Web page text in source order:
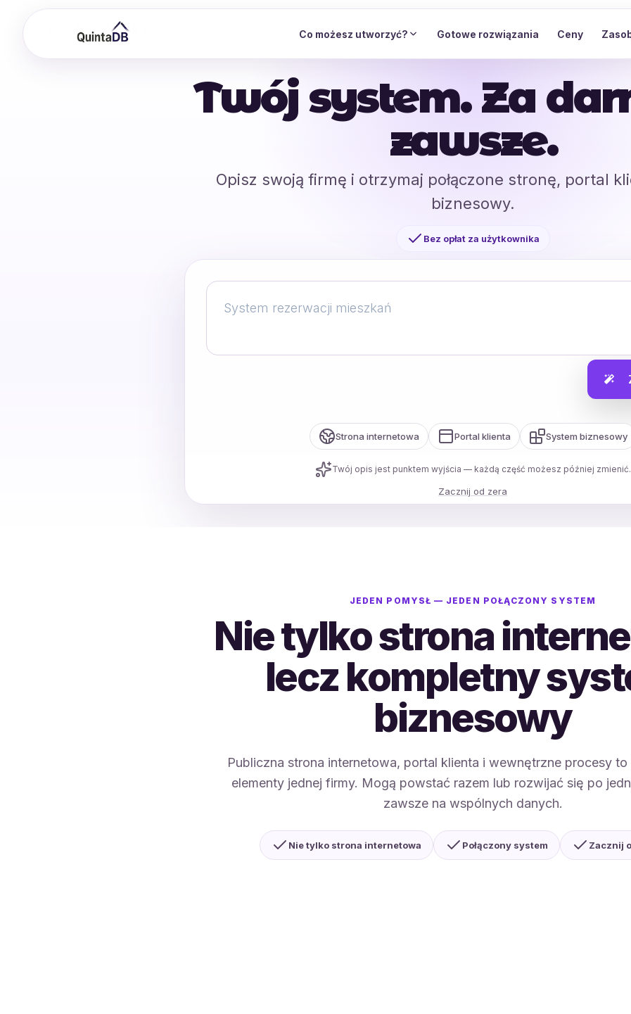
Co możesz utworzyć? Gotowe rozwiązania Ceny
Twój system. Za
zawsze.
Opisz swoją firmę i otrzymaj połączone stronę, portal
biznesowy.
Bez opłat za użytkownika
Strona internetowa Portal klienta System biznesowy
Twój opis jest punktem wyjścia — każdą część możesz później zmienić.
Zacznij od zera
JEDEN POMYSŁ — JEDEN POŁĄCZONY SYSTEM
Nie tylko strona
lecz kompletny
biznesowy
Publiczna strona internetowa, portal klienta i wewnętrzne procesy to
elementy jednej firmy. Mogą powstać razem lub rozwijać się po
zawsze na wspólnych danych.
Nie tylko strona internetowa Połączony system Zacznij